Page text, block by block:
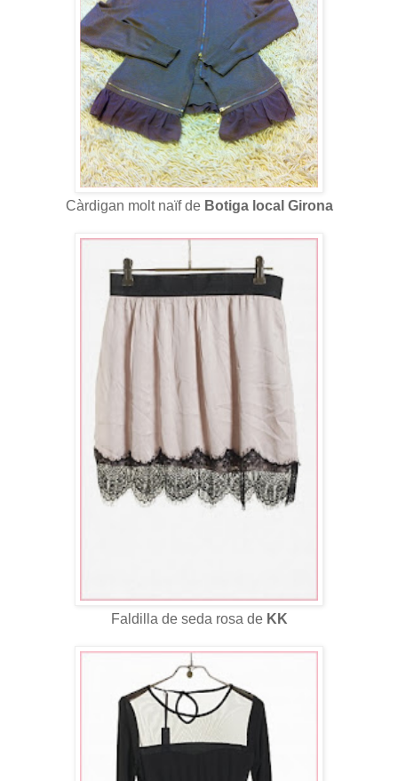
Càrdigan molt naïf de Botiga local Girona
Faldilla de seda rosa deKK